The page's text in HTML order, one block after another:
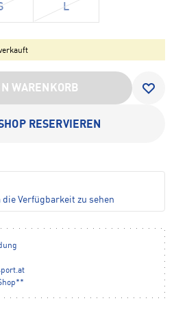
L
WARENKORB
RESERVIEREN
die Verfügbarkeit zu sehen